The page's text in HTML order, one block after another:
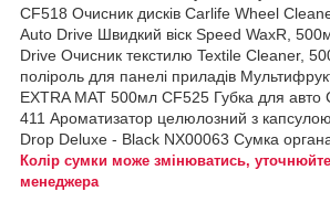
CF518 Очисник дисків Carlife Wheel
Auto Drive Швидкий віск Speed WaxR,
Drive Очисник текстилю Textile Cleaner,
поліроль для панелі приладів
EXTRA MAT 500мл CF525 Губка для авто
411 Ароматизатор целюлозний з
Drop Deluxe - Black NX00063 Cумка
Колір сумки може змінюватись,
менеджера